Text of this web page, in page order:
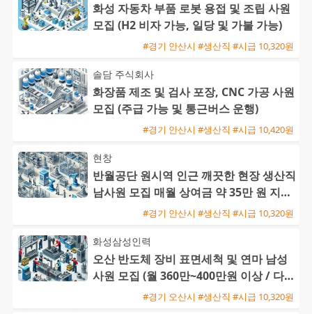
화성 자동차 부품 로봇 용접 및 조립 사원
모집 (H2 비자 가능, 일당 및 가불 가능)
#경기 안산시 #생산직 #시급 10,320원
솔담 주식회사
화장품 제조 및 검사 포장, CNC 가공 사원
모집 (주급 가능 및 통근버스 운행)
#경기 안산시 #생산직 #시급 10,420원
현창
반월공단 원시역 인근 깨끗한 현장 생산직
남사원 모집 매월 상여금 약 35만 원 지급
및 삼시세끼 제공#경기 안산시 #생산직 #시급 10,320원
화성삼성인력
오산 반도체 장비 표면세척 및 연마 남성
사원 모집 (월 360만~400만원 이상 / 다양
한 수당 혜택)#경기 오산시 #생산직 #시급 10,320원